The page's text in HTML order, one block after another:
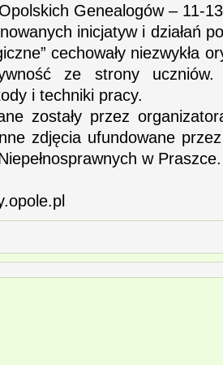
Genealogów – 11-
inicjatyw i działań
cechowały niezwykła
ze strony uczniów.
i techniki pracy.
zostały przez
zdjęcia ufundowane
w Praszce.